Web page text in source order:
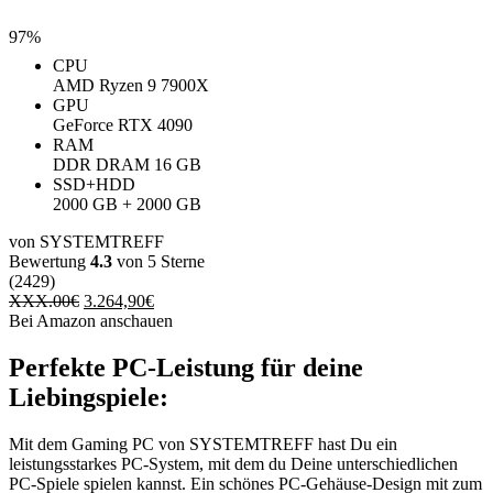
97%
CPU
AMD Ryzen 9 7900X
GPU
GeForce RTX 4090
RAM
‎DDR DRAM ‎16 GB
SSD+HDD
2000 GB + 2000 GB
von SYSTEMTREFF
Bewertung 4.3 von 5 Sterne
(2429)
XXX.00€ 3.264,90€
Bei Amazon anschauen
Perfekte PC-Leistung für deine
Liebingspiele:
Mit dem Gaming PC von SYSTEMTREFF hast Du ein
leistungsstarkes PC-System, mit dem du Deine unterschiedlichen
PC-Spiele spielen kannst. Ein schönes PC-Gehäuse-Design mit zum